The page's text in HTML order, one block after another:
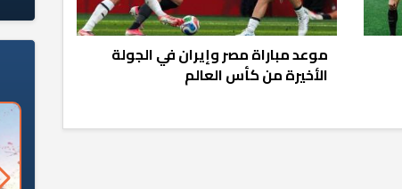
موعد مباراة مصر وإيران في الجولة
الأخيرة من كأس العالم